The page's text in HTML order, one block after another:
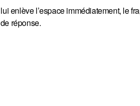
enlève l’espace immédiatement, le
réponse.